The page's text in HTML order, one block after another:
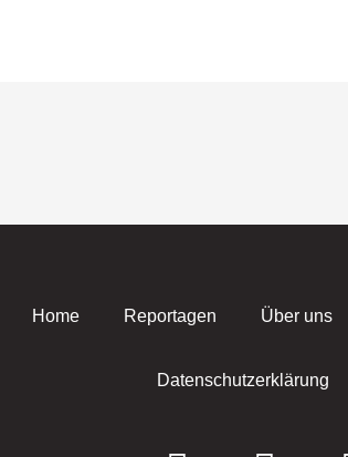
Home Reportagen Über uns
Datenschutzerklärung